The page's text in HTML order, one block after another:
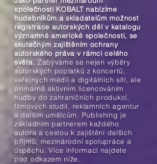
společnosti KOBALT nabízíme
hudebníkům a skladatelům možnost
registrace autorských děl v katalogu
významné americké společnosti, se
skutečným zajištěním ochrany
autorského práva v rámci celého
světa. Zabýváme se nejen výběry
autorských poplatků z koncertů,
veřejných médií a digitálních sítí, ale
primárně aktivním licencováním
hudby do zahraničních produkcí,
filmových studií, reklamních agentur
a dalším umělcům. Publishing je
základním partnerem každého
autora a cestou k zajištění dalších
příjmů, mezinárodní spolupráce a
úspěchu. Více informací najdete
pod odkazem níže.